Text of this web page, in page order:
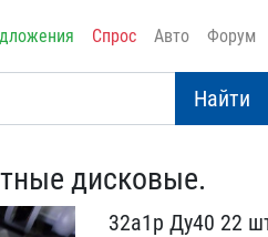
Спрос Авто Форум
Найти
диско​вые.
32а1р Ду40 22